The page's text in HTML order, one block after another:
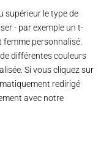
supérieur le type de
- par exemple un t-
personnalisé.
différentes couleurs
Si vous cliquez sur
redirigé
avec notre